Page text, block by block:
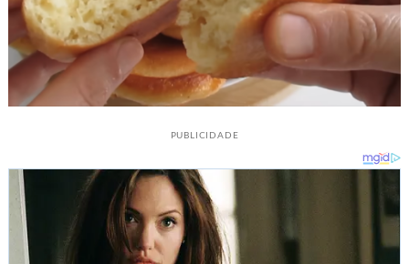
PUBLICIDADE